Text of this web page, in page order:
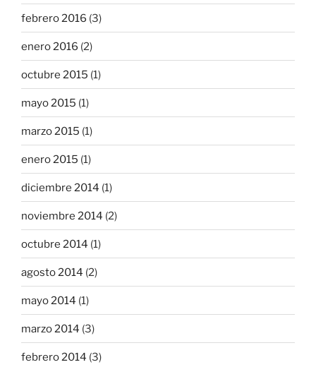
febrero 2016 (3)
enero 2016 (2)
octubre 2015 (1)
mayo 2015 (1)
marzo 2015 (1)
enero 2015 (1)
diciembre 2014 (1)
noviembre 2014 (2)
octubre 2014 (1)
agosto 2014 (2)
mayo 2014 (1)
marzo 2014 (3)
febrero 2014 (3)